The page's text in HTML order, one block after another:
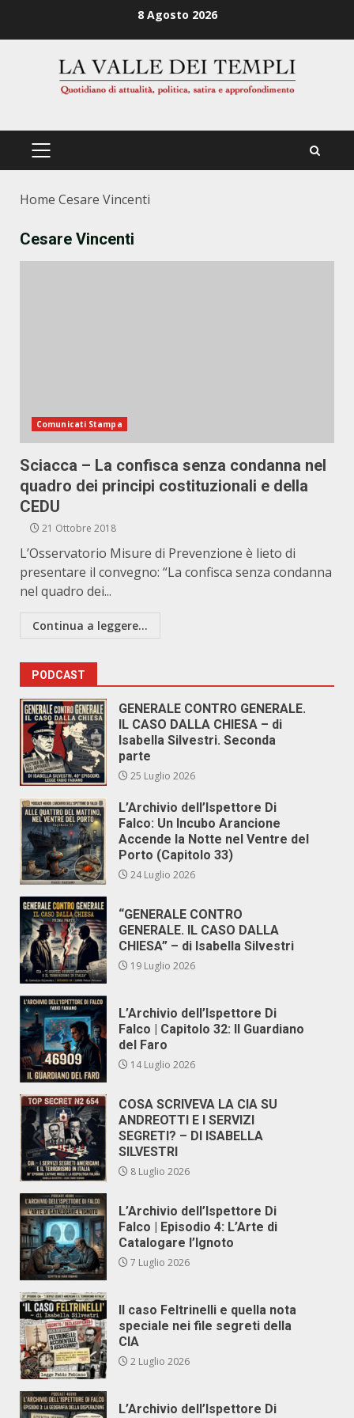
8 Agosto 2026
PRIMÄRES
Home Cesare Vincenti
Cesare Vincenti
Comunicati Stampa
Sciacca – La confisca senza condanna nel
quadro dei principi costituzionali e della
CEDU
21 Ottobre 2018
L’Osservatorio Misure di Prevenzione è lieto di
presentare il convegno: “La confisca senza condanna
nel quadro dei...
Continua a leggere...
PODCAST
GENERALE CONTRO GENERALE.
IL CASO DALLA CHIESA – di
Isabella Silvestri. Seconda
parte
25 Luglio 2026
L’Archivio dell’Ispettore Di
Falco: Un Incubo Arancione
Accende la Notte nel Ventre del
Porto (Capitolo 33)
24 Luglio 2026
“GENERALE CONTRO
GENERALE. IL CASO DALLA
CHIESA” – di Isabella Silvestri
19 Luglio 2026
L’Archivio dell’Ispettore Di
Falco | Capitolo 32: Il Guardiano
del Faro
14 Luglio 2026
COSA SCRIVEVA LA CIA SU
ANDREOTTI E I SERVIZI
SEGRETI? – DI ISABELLA
SILVESTRI
8 Luglio 2026
L’Archivio dell’Ispettore Di
Falco | Episodio 4: L’Arte di
Catalogare l’Ignoto
7 Luglio 2026
Il caso Feltrinelli e quella nota
speciale nei file segreti della
CIA
2 Luglio 2026
L’Archivio dell’Ispettore Di